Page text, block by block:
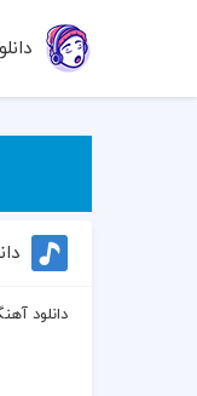
دانلود